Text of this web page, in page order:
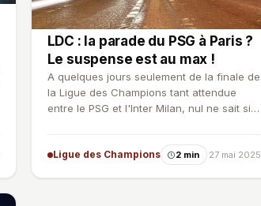
LDC : la parade du PSG à Paris ?
Le suspense est au max !
A quelques jours seulement de la finale de
la Ligue des Champions tant attendue
entre le PSG et l'Inter Milan, nul ne sait si
Ligue des Champions 2 min 27 mai 2025